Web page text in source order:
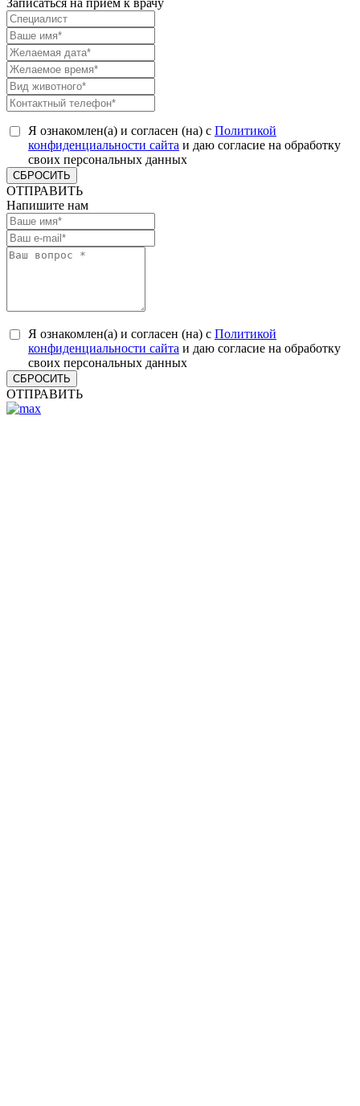
Записаться на прием к врачу
Я ознакомлен(а) и согласен (на) с Политикой
конфиденциальности сайта и даю согласие на обработку
своих персональных данных
СБРОСИТЬ
ОТПРАВИТЬ
Напишите нам
Я ознакомлен(а) и согласен (на) с Политикой
конфиденциальности сайта и даю согласие на обработку
своих персональных данных
СБРОСИТЬ
ОТПРАВИТЬ